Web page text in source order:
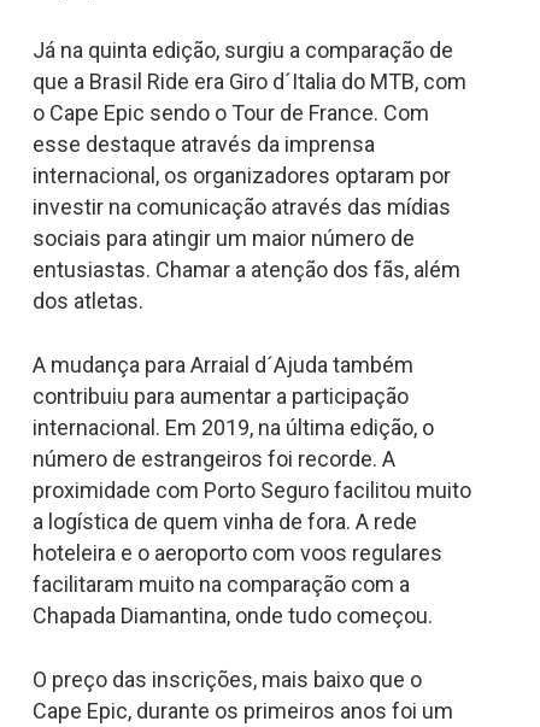
Já na quinta edição, surgiu a comparação de
que a Brasil Ride era Giro d´Italia do MTB, com
o Cape Epic sendo o Tour de France. Com
esse destaque através da imprensa
internacional, os organizadores optaram por
investir na comunicação através das mídias
sociais para atingir um maior número de
entusiastas. Chamar a atenção dos fãs, além
dos atletas.
A mudança para Arraial d´Ajuda também
contribuiu para aumentar a participação
internacional. Em 2019, na última edição, o
número de estrangeiros foi recorde. A
proximidade com Porto Seguro facilitou muito
a logística de quem vinha de fora. A rede
hoteleira e o aeroporto com voos regulares
facilitaram muito na comparação com a
Chapada Diamantina, onde tudo começou.
O preço das inscrições, mais baixo que o
Cape Epic, durante os primeiros anos foi um